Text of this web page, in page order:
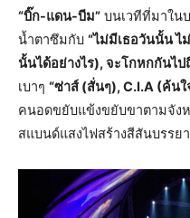
“บิ๊ก-แดน-บีม” บนเวทีที่มาใน
น้ำตาซึมกับ “ไม่มีเธอวันนั้น
นั้นได้อย่างไร), จะโกหกกันไป
เบาๆ “ซ่าส์ (สั่นๆ), C.I.A (ค้น
คนอดขยับแข้งขยับขาตามจัง
สแบนด์แสงไฟสร้างสีสันบรรย